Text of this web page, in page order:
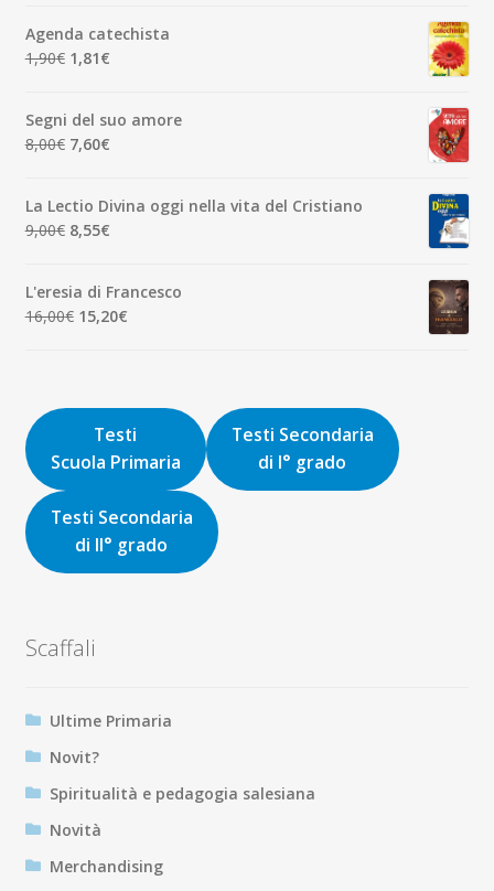
era:
7,00€.
è:
6,65€.
Agenda catechista
1,90€ Il
era:
1,90€.
1,81€Il
è:
1,81€.
Segni del suo amore
8,00€ Il
era:
8,00€.
7,60€Il
è:
7,60€.
La Lectio Divina oggi nella vita del Cristiano
9,00€ Il
era:
9,00€.
8,55€Il
è:
8,55€.
L'eresia di Francesco
16,00€ Il
16,00€.
15,20€Il
15,20€.
Testi
Scuola Primaria
Testi Secondaria
di I° grado
Testi Secondaria
di II° grado
Scaffali
Ultime Primaria
Novit?
Spiritualità e pedagogia salesiana
Novità
Merchandising